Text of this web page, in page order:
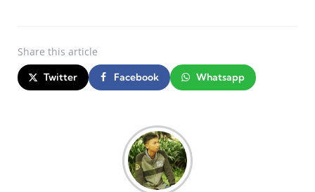
Share this article
Twitter Facebook Whatsapp